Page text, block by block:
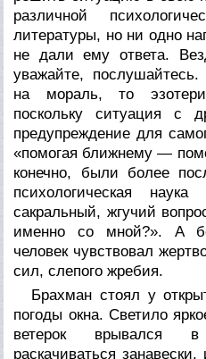
различной
литературы, но ни одно
не дали ему ответа.
уважайте,
на мораль, то
поскольку ситуация с
предупреждение для
«помогая ближнему —
конечно, были более
психологическая
сакральный, жгучий
именно со мной?». А
человек чувствовал
сил, слепого жребия.
Брахман стоял у
погоды окна. Светило
ветерок врывался в
раскачиваться